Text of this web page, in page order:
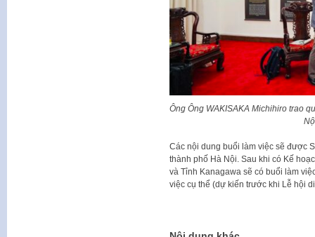
Ông Ông WAKISAKA Michihiro trao
Các nội dung buổi làm việc sẽ được
thành phố Hà Nội. Sau khi có Kế
và Tỉnh Kanagawa sẽ có buổi làm
việc cụ thể (dự kiến trước khi Lễ hội